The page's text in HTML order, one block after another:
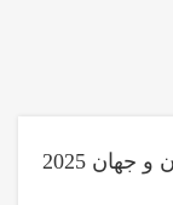
بهترین برندهای دوربین مداربسته ایران و جهان 2025